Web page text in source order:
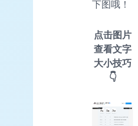
下图哦！
点击图片
查看文字
大小技巧
👇